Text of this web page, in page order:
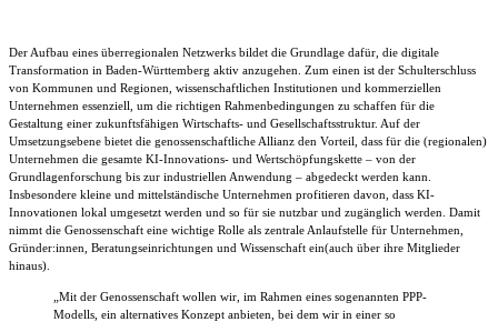
Der Aufbau eines überregionalen Netzwerks bildet die Grundlage dafür, die digitale
Transformation in Baden-Württemberg aktiv anzugehen. Zum einen ist der Schulterschluss
von Kommunen und Regionen, wissenschaftlichen Institutionen und kommerziellen
Unternehmen essenziell, um die richtigen Rahmenbedingungen zu schaffen für die
Gestaltung einer zukunftsfähigen Wirtschafts- und Gesellschaftsstruktur. Auf der
Umsetzungsebene bietet die genossenschaftliche Allianz den Vorteil, dass für die (regionalen)
Unternehmen die gesamte KI-Innovations- und Wertschöpfungskette – von der
Grundlagenforschung bis zur industriellen Anwendung – abgedeckt werden kann.
Insbesondere kleine und mittelständische Unternehmen profitieren davon, dass KI-
Innovationen lokal umgesetzt werden und so für sie nutzbar und zugänglich werden. Damit
nimmt die Genossenschaft eine wichtige Rolle als zentrale Anlaufstelle für Unternehmen,
Gründer:innen, Beratungseinrichtungen und Wissenschaft ein(auch über ihre Mitglieder
hinaus).
„Mit der Genossenschaft wollen wir, im Rahmen eines sogenannten PPP-
Modells, ein alternatives Konzept anbieten, bei dem wir in einer so